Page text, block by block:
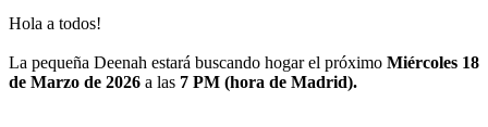
Hola a todos!
La pequeña Deenah estará buscando hogar el próximo Miércoles 18
de Marzo de 2026 a las 7 PM (hora de Madrid).